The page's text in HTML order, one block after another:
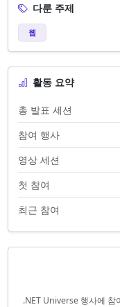
다룬 주제
웹
활동 요약
총 발표 세션
참여 행사
영상 세션
첫 참여
최근 참여
.NET Universe 행사에 참